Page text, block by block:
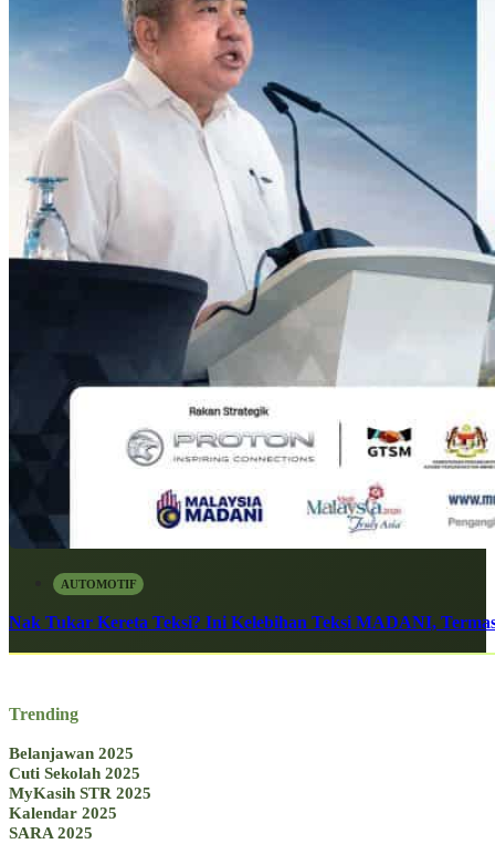
AUTOMOTIF
Nak Tukar Kereta Teksi? Ini Kelebihan Teksi MADANI,
Trending
Belanjawan 2025
Cuti Sekolah 2025
MyKasih STR 2025
Kalendar 2025
SARA 2025